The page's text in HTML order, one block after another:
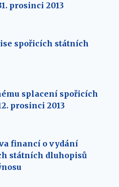
prosinci 2013
spořicích státních
splacení spořicích
prosinci 2013
financí o vydání
státních dluhopisů